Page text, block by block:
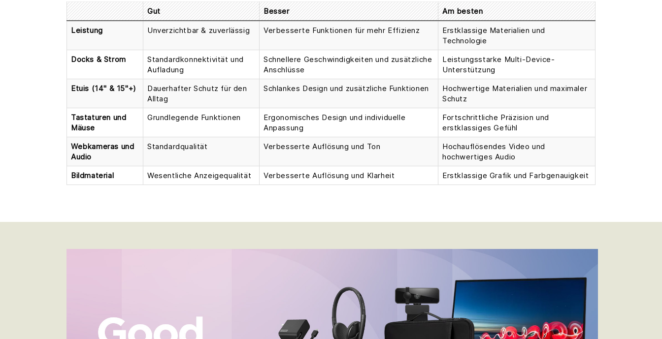
Gut Besser Am besten
Leistung Unverzichtbar & zuverlässig Verbesserte Funktionen für mehr Effizienz
Erstklassige Materialien und
Technologie
Docks & Strom
Standardkonnektivität und
Aufladung
Schnellere Geschwindigkeiten und zusätzliche
Anschlüsse
Leistungsstarke Multi-Device-
Unterstützung
Etuis (14" & 15"+)
Dauerhafter Schutz für den
Alltag
Schlankes Design und zusätzliche Funktionen
Hochwertige Materialien und maximaler
Schutz
Tastaturen und
Mäuse
Grundlegende Funktionen
Ergonomisches Design und individuelle
Anpassung
Fortschrittliche Präzision und
erstklassiges Gefühl
Webkameras und
Audio
Standardqualität Verbesserte Auflösung und Ton
Hochauflösendes Video und
hochwertiges Audio
Bildmaterial
Wesentliche Anzeigequalität Verbesserte Auflösung und Klarheit Erstklassige Grafik und Farbgenauigkeit